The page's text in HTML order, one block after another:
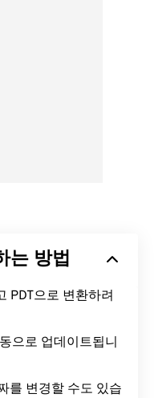
는 방법
PDT으로 변환하려
으로 업데이트됩니
를 변경할 수도 있습